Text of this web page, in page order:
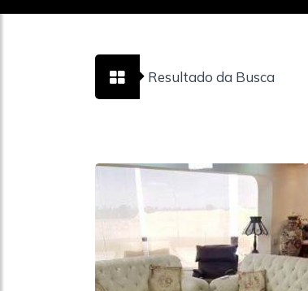
Resultado da Busca